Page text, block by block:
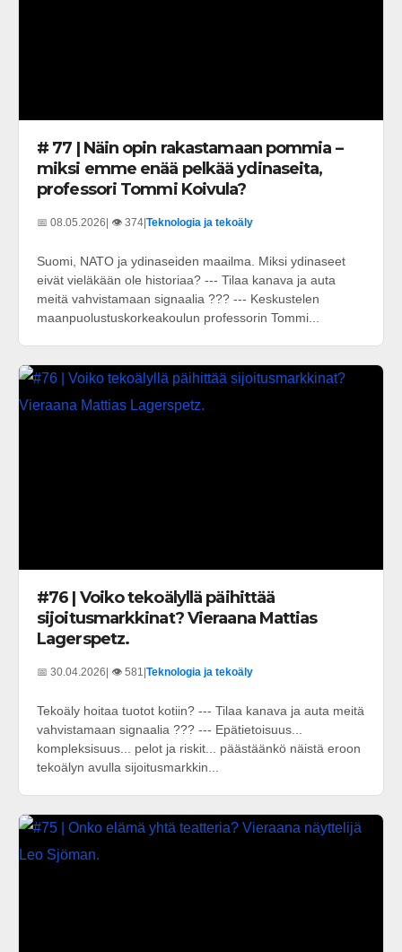
# 77 | Näin opin rakastamaan pommia –
miksi emme enää pelkää ydinaseita,
professori Tommi Koivula?
📅 08.05.2026 | 👁️ 374 Teknologia ja tekoäly
Suomi, NATO ja ydinaseiden maailma. Miksi ydinaseet
eivät vieläkään ole historiaa? --- Tilaa kanava ja auta
meitä vahvistamaan signaalia ??? --- Keskustelen
maanpuolustuskorkeakoulun professorin Tommi...
#76 | Voiko tekoälyllä päihittää
sijoitusmarkkinat? Vieraana Mattias
Lagerspetz.
📅 30.04.2026 | 👁️ 581 Teknologia ja tekoäly
Tekoäly hoitaa tuotot kotiin? --- Tilaa kanava ja auta meitä
vahvistamaan signaalia ??? --- Epätietoisuus...
kompleksisuus... pelot ja riskit... päästäänkö näistä eroon
tekoälyn avulla sijoitusmarkkin...